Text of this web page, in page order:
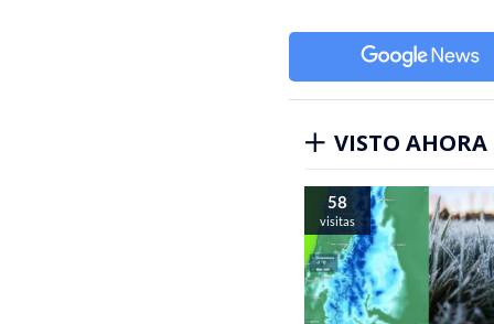
VISTO AHORA
58
visitas